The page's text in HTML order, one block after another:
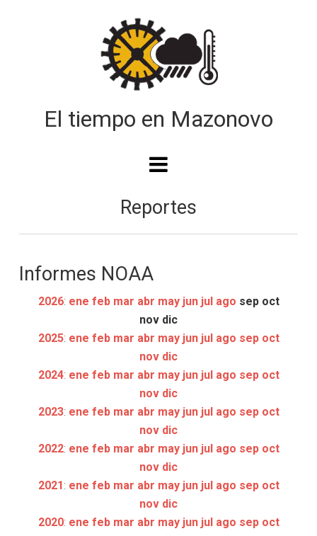
Reportes
Informes NOAA
2026: ene feb mar abr may jun jul ago sep oct
nov dic
2025: ene feb mar abr may jun jul ago sep oct
nov dic
2024: ene feb mar abr may jun jul ago sep oct
nov dic
2023: ene feb mar abr may jun jul ago sep oct
nov dic
2022: ene feb mar abr may jun jul ago sep oct
nov dic
2021 : ene feb mar abr may jun jul ago sep oct
nov dic
2020: ene feb mar abr may jun jul ago sep oct